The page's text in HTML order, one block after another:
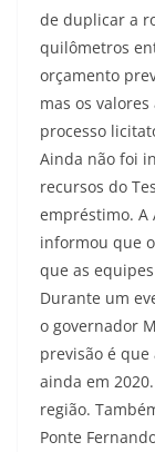
de duplicar a
quilômetros
orçamento
mas os
processo
Ainda não foi
recursos do
empréstimo. A
informou que
que as
Durante um
o governador
previsão é
ainda em
região.
Ponte